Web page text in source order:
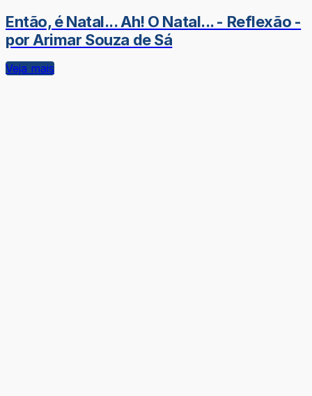
Então, é Natal... Ah! O Natal... - Reflexão -
por Arimar Souza de Sá
Veja mais